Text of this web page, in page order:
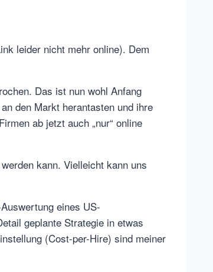
leider nicht mehr online). Dem
Das ist nun wohl Anfang
den Markt herantasten und ihre
ab jetzt auch „nur“ online
kann. Vielleicht kann uns
eines US-
geplante Strategie in etwas
(Cost-per-Hire) sind meiner